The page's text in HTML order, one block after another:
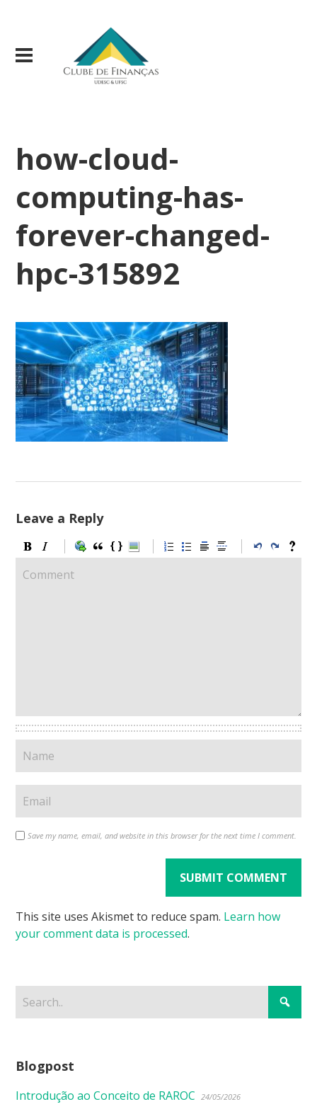
how-cloud-
computing-has-
forever-changed-
hpc-315892
Leave a Reply
Save my name, email, and website in this browser for the next time I comment.
This site uses Akismet to reduce spam. Learn how
your comment data is processed.
Blogpost
Introdução ao Conceito de RAROC 24/05/2026